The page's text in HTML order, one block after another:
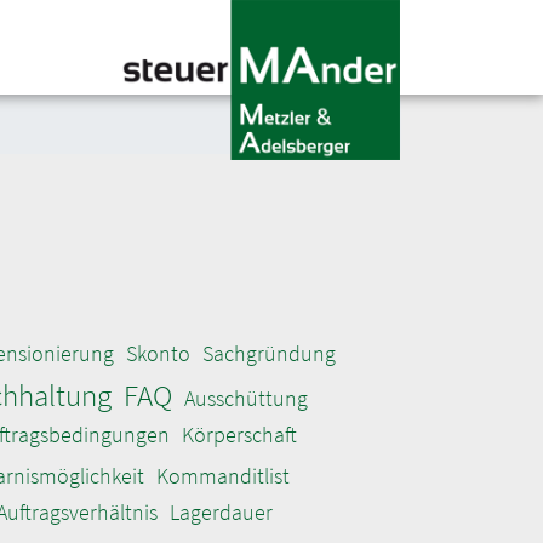
Skonto Sachgründung
FAQ Ausschüttung
Körperschaft
Kommanditlist
Lagerdauer